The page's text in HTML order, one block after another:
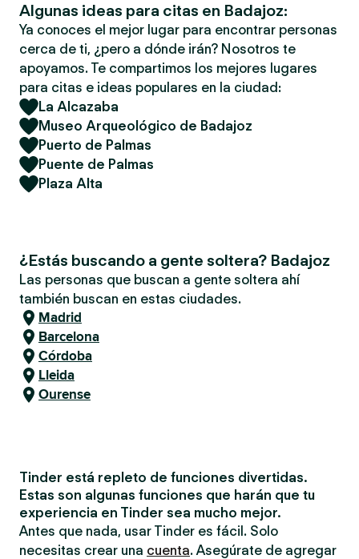
Algunas ideas para citas en Badajoz:
Ya conoces el mejor lugar para encontrar personas
cerca de ti, ¿pero a dónde irán? Nosotros te
apoyamos. Te compartimos los mejores lugares
para citas e ideas populares en la ciudad:
La Alcazaba
Museo Arqueológico de Badajoz
Puerto de Palmas
Puente de Palmas
Plaza Alta
¿Estás buscando a gente soltera? Badajoz
Las personas que buscan a gente soltera ahí
también buscan en estas ciudades.
Madrid
Barcelona
Córdoba
Lleida
Ourense
Tinder está repleto de funciones divertidas.
Estas son algunas funciones que harán que tu
experiencia en Tinder sea mucho mejor.
Antes que nada, usar Tinder es fácil. Solo
necesitas crear una cuenta. Asegúrate de agregar